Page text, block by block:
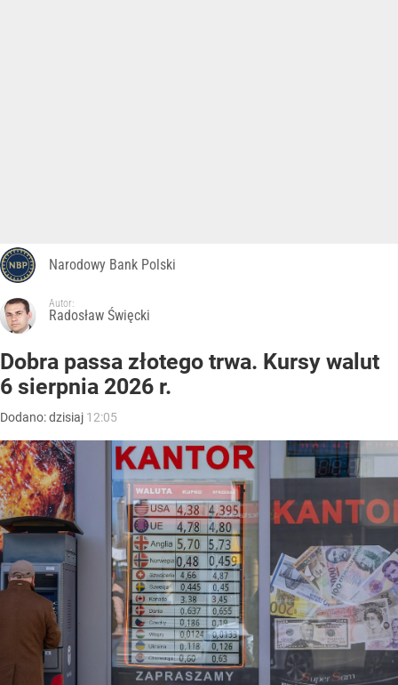
Narodowy Bank Polski
Autor:
Radosław Święcki
Dobra passa złotego trwa. Kursy walut
6 sierpnia 2026 r.
Dodano:dzisiaj 12:05